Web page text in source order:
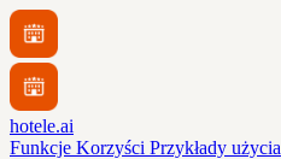
hotele.ai
Funkcje Korzyści Przykłady użycia